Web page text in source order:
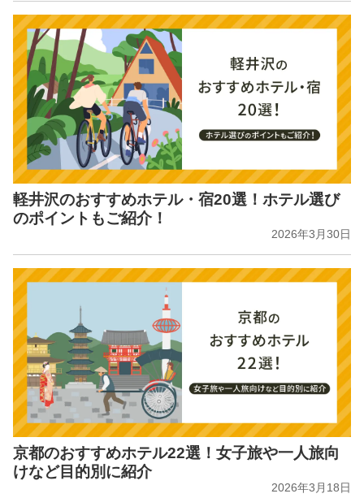
軽井沢のおすすめホテル・宿20選！ホテル選び
のポイントもご紹介！
2026年3月30日
京都のおすすめホテル22選！女子旅や一人旅向
けなど目的別に紹介
2026年3月18日